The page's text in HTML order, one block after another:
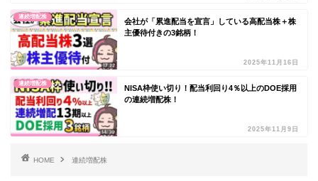
連続増配株
会社が「累進配当を宣言」している高配当株＋株
主優待付きの3銘柄！
2025年11月16日
連続増配株
NISA枠使い切り！配当利回り4％以上のDOE採用
の連続増配株！
2025年11月9日
HOME 連続増配株